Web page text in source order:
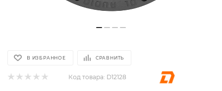
В ИЗБРАННОЕ СРАВНИТЬ
Код товара: D12128